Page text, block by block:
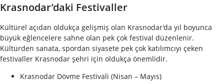
Krasnodar’daki Festivaller
Kültürel açıdan oldukça gelişmiş olan Krasnodar’da yıl boyunca
büyük eğlencelere sahne olan pek çok festival düzenlenir.
Kültürden sanata, spordan siyasete pek çok katılımcıyı çeken
festivaller Krasnodar şehri için oldukça önemlidir.
Krasnodar Dövme Festivali (Nisan – Mayıs)